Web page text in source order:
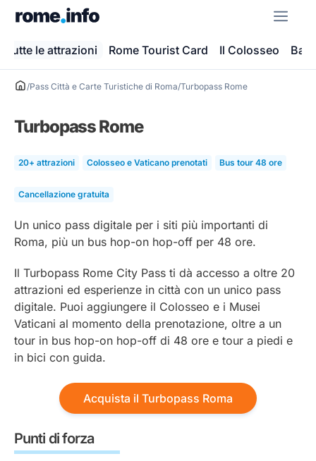
Tutte le attrazioni Rome Tourist Card Il Colosseo
/Pass Città e Carte Turistiche di Roma/Turbopass Rome
Turbopass Rome
20+ attrazioni Colosseo e Vaticano prenotati Bus tour 48 ore
Cancellazione gratuita
Un unico pass digitale per i siti più importanti di
Roma, più un bus hop-on hop-off per 48 ore.
Il Turbopass Rome City Pass ti dà accesso a oltre 20
attrazioni ed esperienze in città con un unico pass
digitale. Puoi aggiungere il Colosseo e i Musei
Vaticani al momento della prenotazione, oltre a un
tour in bus hop-on hop-off di 48 ore e tour a piedi e
in bici con guida.
Acquista il Turbopass Roma
Punti di forza